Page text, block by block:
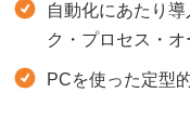
自動化にあたり
ク・プロセス・オ
PCを使った定型